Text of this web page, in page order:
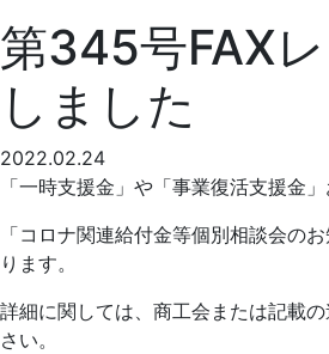
第345号FAX
しました
2022.02.24
「一時支援金」や「事業復活支援金
「コロナ関連給付金等個別相談会の
ります。
詳細に関しては、商工会または記載
さい。